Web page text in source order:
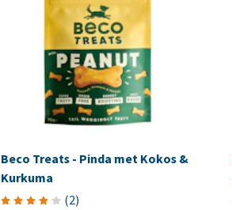
Beco Treats - Pinda met Kokos &
Kurkuma
(2)